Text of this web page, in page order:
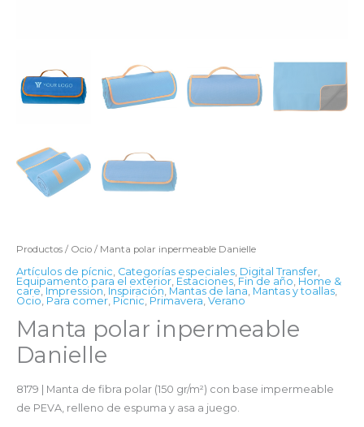
Productos / Ocio / Manta polar inpermeable Danielle
Artículos de pícnic, Categorías especiales, Digital Transfer,
Equipamento para el exterior, Estaciones, Fin de año, Home &
care, Impression, Inspiración, Mantas de lana, Mantas y toallas,
Ocio, Para comer, Picnic, Primavera, Verano
Manta polar inpermeable
Danielle
8179 | Manta de fibra polar (150 gr/m²) con base impermeable
de PEVA, relleno de espuma y asa a juego.